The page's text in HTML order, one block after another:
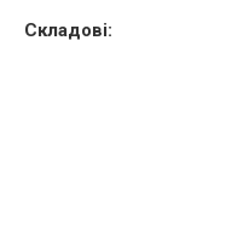
Складові: